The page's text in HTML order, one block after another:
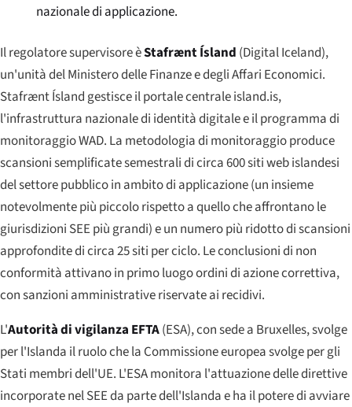
nazionale di applicazione.
Il regolatore supervisore èStafrænt Ísland (Digital Iceland),
un'unità del Ministero delle Finanze e degli Affari Economici.
Stafrænt Ísland gestisce il portale centraleisland.is,
l'infrastruttura nazionale di identità digitale e il programma di
monitoraggio WAD. La metodologia di monitoraggio produce
scansioni semplificate semestrali di circa 600 siti web islandesi
del settore pubblico in ambito di applicazione (un insieme
notevolmente più piccolo rispetto a quello che affrontano le
giurisdizioni SEE più grandi) e un numero più ridotto di scansioni
approfondite di circa 25 siti per ciclo. Le conclusioni di non
conformità attivano in primo luogo ordini di azione correttiva,
con sanzioni amministrative riservate ai recidivi.
L'Autorità di vigilanza EFTA(ESA), con sede a Bruxelles, svolge
per l'Islanda il ruolo che la Commissione europea svolge per gli
Stati membri dell'UE. L'ESA monitora l'attuazione delle direttive
incorporate nel SEE da parte dell'Islanda e ha il potere di avviare